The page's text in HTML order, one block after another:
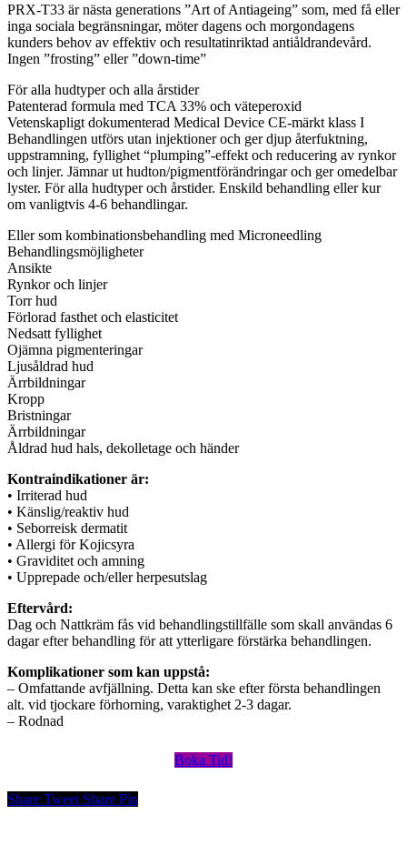
PRX-T33 är nästa generations ”Art of Antiageing” som, med få eller
inga sociala begränsningar, möter dagens och morgondagens
kunders behov av effektiv och resultatinriktad antiåldrandevård.
Ingen ”frosting” eller ”down-time”
För alla hudtyper och alla årstider
Patenterad formula med TCA 33% och väteperoxid
Vetenskapligt dokumenterad Medical Device CE-märkt klass I
Behandlingen utförs utan injektioner och ger djup återfuktning,
uppstramning, fyllighet “plumping”-effekt och reducering av rynkor
och linjer. Jämnar ut hudton/pigmentförändringar och ger omedelbar
lyster. För alla hudtyper och årstider. Enskild behandling eller kur
om vanligtvis 4-6 behandlingar.
Eller som kombinationsbehandling med Microneedling
Behandlingsmöjligheter
Ansikte
Rynkor och linjer
Torr hud
Förlorad fasthet och elasticitet
Nedsatt fyllighet
Ojämna pigmenteringar
Ljusåldrad hud
Ärrbildningar
Kropp
Bristningar
Ärrbildningar
Åldrad hud hals, dekolletage och händer
Kontraindikationer är:
• Irriterad hud
• Känslig/reaktiv hud
• Seborreisk dermatit
• Allergi för Kojicsyra
• Graviditet och amning
• Upprepade och/eller herpesutslag
Eftervård:
Dag och Nattkräm fås vid behandlingstillfälle som skall användas 6
dagar efter behandling för att ytterligare förstärka behandlingen.
Komplikationer som kan uppstå:
– Omfattande avfjällning. Detta kan ske efter första behandlingen
alt. vid tjockare förhorning, varaktighet 2-3 dagar.
– Rodnad
Boka Tid!
Share Tweet Share Pin